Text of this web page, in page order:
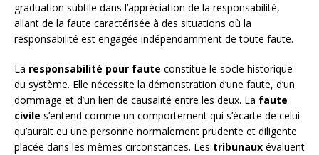
graduation subtile dans l’appréciation de la responsabilité,
allant de la faute caractérisée à des situations où la
responsabilité est engagée indépendamment de toute faute.
La responsabilité pour faute constitue le socle historique
du système. Elle nécessite la démonstration d’une faute, d’un
dommage et d’un lien de causalité entre les deux. La faute
civile s’entend comme un comportement qui s’écarte de celui
qu’aurait eu une personne normalement prudente et diligente
placée dans les mêmes circonstances. Les tribunaux évaluent